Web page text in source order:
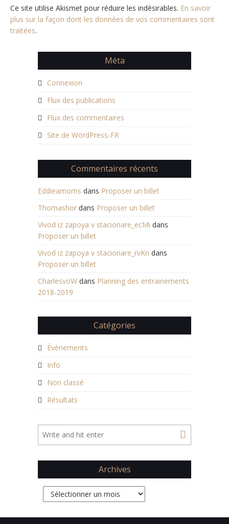
Ce site utilise Akismet pour réduire les indésirables. En savoir
plus sur la façon dont les données de vos commentaires sont
traitées.
Méta
Connexion
Flux des publications
Flux des commentaires
Site de WordPress-FR
Commentaires récents
Eddieamoms dans Proposer un billet
Thomashor dans Proposer un billet
Vivod iz zapoya v stacionare_ecMi dans
Proposer un billet
Vivod iz zapoya v stacionare_rvKn dans
Proposer un billet
CharlesvoW dans Planning des entrainements
2018-2019
Catégories
Évènements
Info
Non classé
Résultats
Archives
Archives